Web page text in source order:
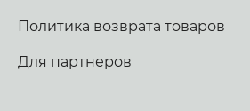
Политика возврата товаров
Для партнеров